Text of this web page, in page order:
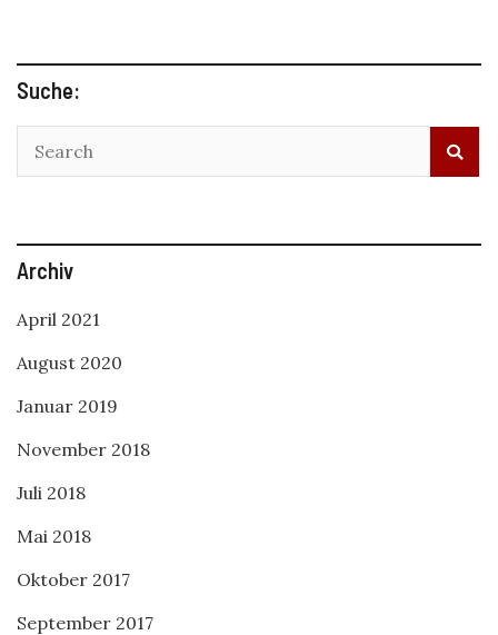
Suche:
Archiv
April 2021
August 2020
Januar 2019
November 2018
Juli 2018
Mai 2018
Oktober 2017
September 2017